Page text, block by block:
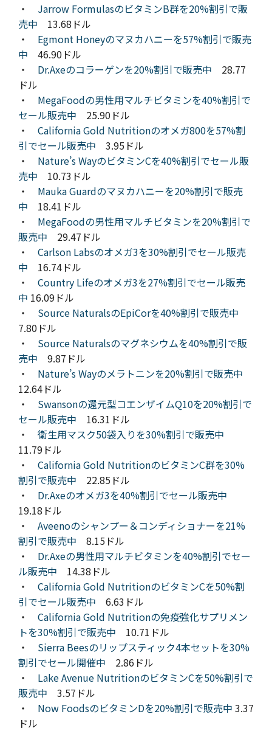
・ Jarrow FormulasのビタミンB群を20%割引で販
売中 13.68ドル
・ Egmont Honeyのマヌカハニーを57%割引で販売
中 46.90ドル
・ Dr.Axeのコラーゲンを20%割引で販売中 28.77
ドル
・ MegaFoodの男性用マルチビタミンを40%割引で
セール販売中 25.90ドル
・ California Gold Nutritionのオメガ800を57%割
引でセール販売中 3.95ドル
・ Nature’s WayのビタミンCを40%割引でセール販
売中 10.73ドル
・ Mauka Guardのマヌカハニーを20%割引で販売
中 18.41ドル
・ MegaFoodの男性用マルチビタミンを20%割引で
販売中 29.47ドル
・ Carlson Labsのオメガ3を30%割引でセール販売
中 16.74ドル
・ Country Lifeのオメガ3を27%割引でセール販売
中 16.09ドル
・ Source NaturalsのEpiCorを40%割引で販売中
7.80ドル
・ Source Naturalsのマグネシウムを40%割引で販
売中 9.87ドル
・ Nature’s Wayのメラトニンを20%割引で販売中
12.64ドル
・ Swansonの還元型コエンザイムQ10を20%割引で
セール販売中 16.31ドル
・ 衛生用マスク50袋入りを30%割引で販売中
11.79ドル
・ California Gold NutritionのビタミンC群を30%
割引で販売中 22.85ドル
・ Dr.Axeのオメガ3を40%割引でセール販売中
19.18ドル
・ Aveenoのシャンプー＆コンディショナーを21%
割引で販売中 8.15ドル
・ Dr.Axeの男性用マルチビタミンを40%割引でセー
ル販売中 14.38ドル
・ California Gold NutritionのビタミンCを50%割
引でセール販売中 6.63ドル
・ California Gold Nutritionの免疫強化サプリメン
トを30%割引で販売中 10.71ドル
・ Sierra Beesのリップスティック4本セットを30%
割引でセール開催中 2.86ドル
・ Lake Avenue NutritionのビタミンCを50%割引で
販売中 3.57ドル
・ Now FoodsのビタミンDを20%割引で販売中 3.37
ドル